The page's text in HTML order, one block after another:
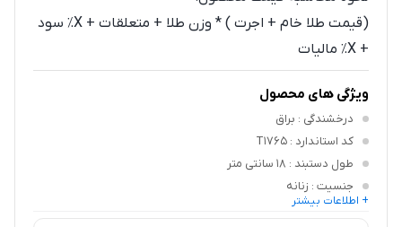
(قیمت طلا خام + اجرت ) * وزن طلا + متعلقات + X٪ سود
+ X٪ مالیات
ویژگی های محصول
درخشندگی : براق
کد استاندارد : T1765
طول دستبند : 18 سانتی متر
جنسیت : زنانه
رنگ طلا: زرد
+ اطلاعات بیشتر